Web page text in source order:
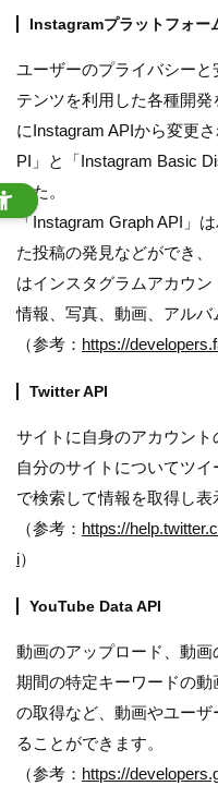
Instagramプラットフォー
ユーザーのプライバシー
テンツを利用した各種開
にInstagram APIから変更
PI」と「Instagram Basic
した。
「Instagram Graph API」
た投稿の発見などができ
はインスタグラムアカウ
情報、写真、動画、アルバ
（参考： https://
Twitter API
サイトに自身のアカウン
自分のサイトについてツ
で検索して情報を取得し表
（参考： https://
i）
YouTube Data API
動画のアップロード、動
期間の特定キーワードの
の取得など、動画やユー
ることができます。
（参考： https://